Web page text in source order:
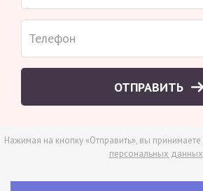
ОТПРАВИТЬ
Нажимая на кнопку «Отправить», вы принимаете
персональных данных